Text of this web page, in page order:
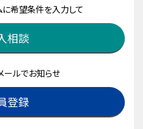
希望条件を入力して
相談
ールでお知らせ
登録